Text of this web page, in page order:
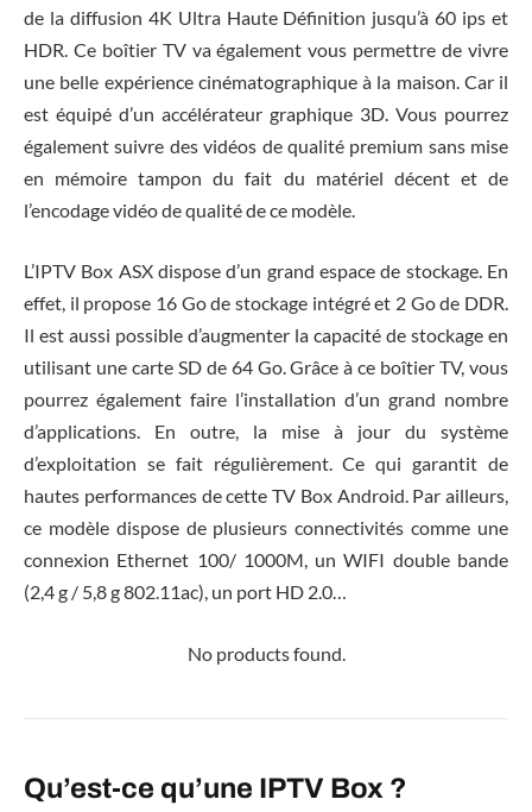
de la diffusion 4K Ultra Haute Définition jusqu’à 60 ips et
HDR. Ce boîtier TV va également vous permettre de vivre
une belle expérience cinématographique à la maison. Car il
est équipé d’un accélérateur graphique 3D. Vous pourrez
également suivre des vidéos de qualité premium sans mise
en mémoire tampon du fait du matériel décent et de
l’encodage vidéo de qualité de ce modèle.
L’IPTV Box ASX dispose d’un grand espace de stockage. En
effet, il propose 16 Go de stockage intégré et 2 Go de DDR.
Il est aussi possible d’augmenter la capacité de stockage en
utilisant une carte SD de 64 Go. Grâce à ce boîtier TV, vous
pourrez également faire l’installation d’un grand nombre
d’applications. En outre, la mise à jour du système
d’exploitation se fait régulièrement. Ce qui garantit de
hautes performances de cette TV Box Android. Par ailleurs,
ce modèle dispose de plusieurs connectivités comme une
connexion Ethernet 100/ 1000M, un WIFI double bande
(2,4 g / 5,8 g 802.11ac), un port HD 2.0…
No products found.
Qu’est-ce qu’une IPTV Box ?